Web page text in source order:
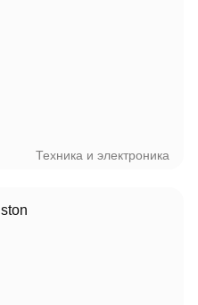
Техника и электроника